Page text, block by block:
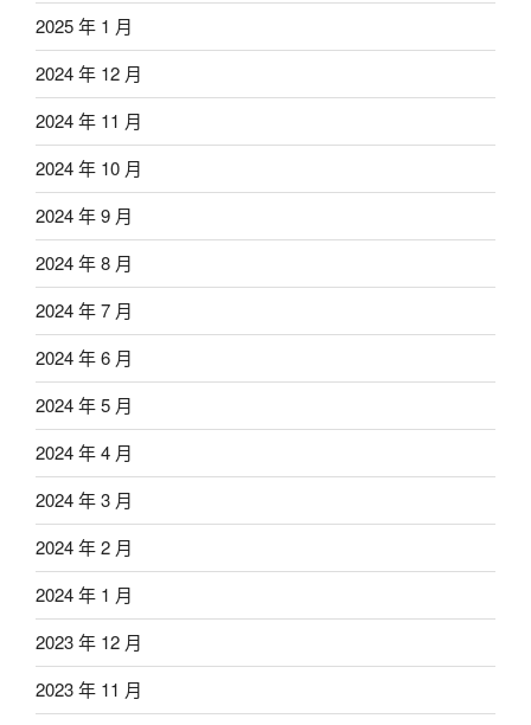
2025 年 1 月
2024 年 12 月
2024 年 11 月
2024 年 10 月
2024 年 9 月
2024 年 8 月
2024 年 7 月
2024 年 6 月
2024 年 5 月
2024 年 4 月
2024 年 3 月
2024 年 2 月
2024 年 1 月
2023 年 12 月
2023 年 11 月